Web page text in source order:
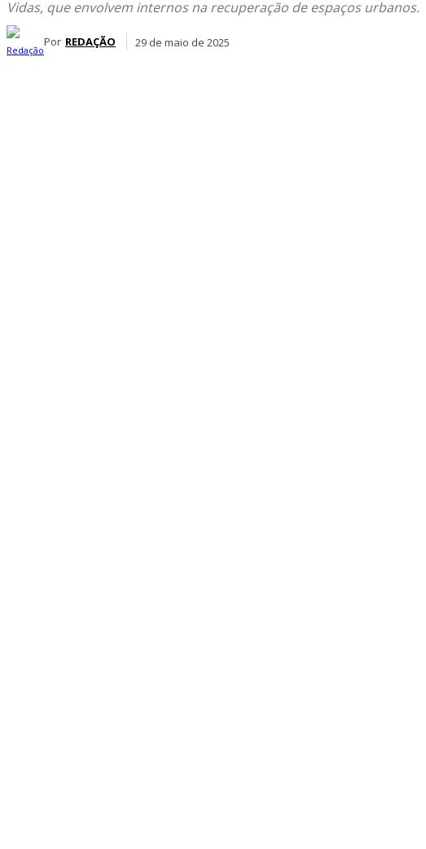
Vidas, que envolvem internos na recuperação de espaços urbanos.
Por REDAÇÃO 29 de maio de 2025